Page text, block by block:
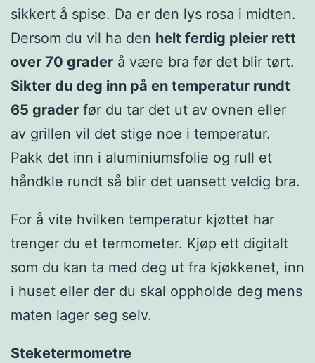
sikkert å spise. Da er den lys rosa i midten.
Dersom du vil ha den helt ferdig pleier rett
over 70 grader å være bra før det blir tørt.
Sikter du deg inn på en temperatur rundt
65 grader før du tar det ut av ovnen eller
av grillen vil det stige noe i temperatur.
Pakk det inn i aluminiumsfolie og rull et
håndkle rundt så blir det uansett veldig bra.
For å vite hvilken temperatur kjøttet har
trenger du et termometer. Kjøp ett digitalt
som du kan ta med deg ut fra kjøkkenet, inn
i huset eller der du skal oppholde deg mens
maten lager seg selv.
Steketermometre